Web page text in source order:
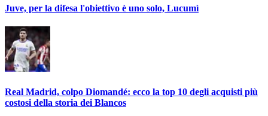
Juve, per la difesa l'obiettivo è uno solo, Lucumì
Real Madrid, colpo Diomandé: ecco la top 10 degli acquisti più
costosi della storia dei Blancos